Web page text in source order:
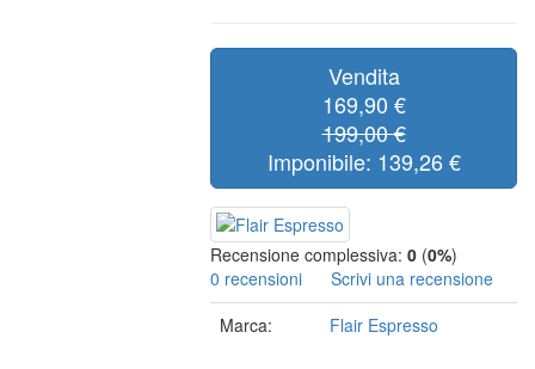
Vendita
169,90 €
199,00 €
Imponibile: 139,26 €
Recensione complessiva: 0 (0%)
0 recensioni
Scrivi una recensione
Marca:
Flair Espresso